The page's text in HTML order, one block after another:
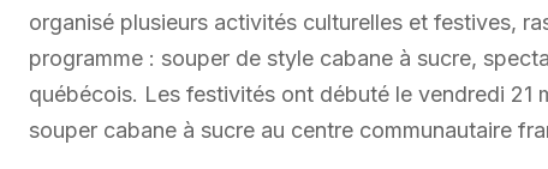
organisé plusieurs activités culturelles et festives,
programme : souper de style cabane à sucre,
québécois. Les festivités ont débuté le vendredi 21
souper cabane à sucre au centre communautaire